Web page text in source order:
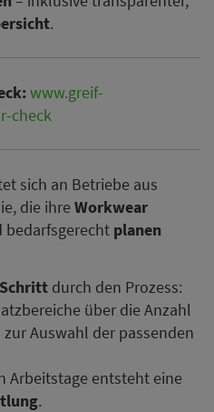
.
www.greif-
check
sich an Betriebe aus
die ihre Workwear
bedarfsgerecht planen
durch den Prozess:
über die Anzahl
Auswahl der passenden
Arbeitstage entsteht eine
.